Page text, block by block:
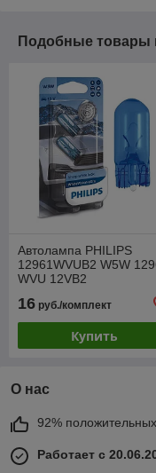
Подобные товары
Автолампа PHILIPS
12961WVUB2 W5W
WVU 12VB2
16 руб./комплект
Купить
О нас
92%
Работает с